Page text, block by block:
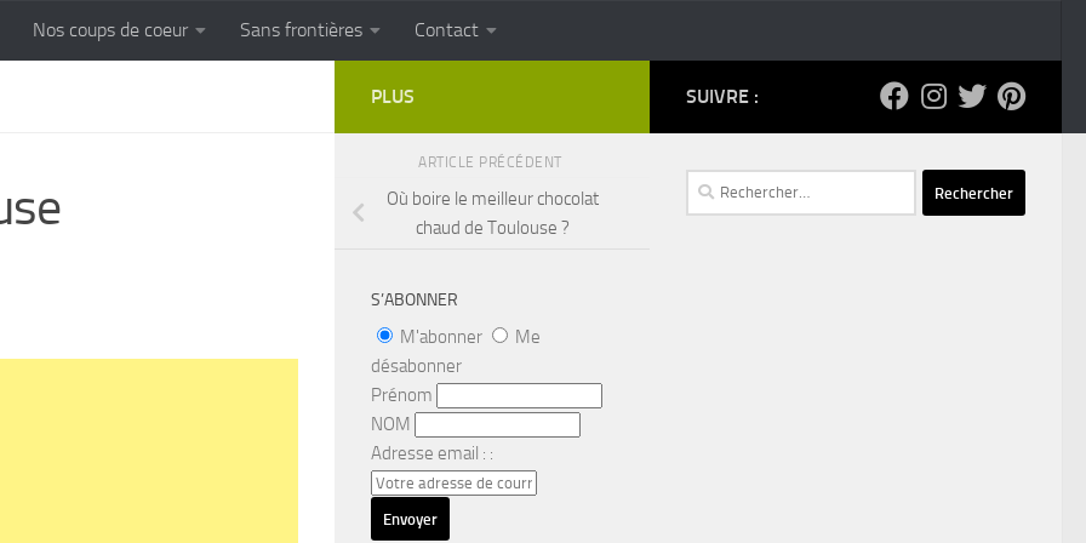
Cuisine populaire des terroirs
Nos coups de coeur Sans frontières Contact
SUIVRE :
Rechercher :
PLUS
ARTICLE PRÉCÉDENT
Où boire le meilleur chocolat
chaud de Toulouse ?
S’ABONNER
M'abonner
Me
désabonner
Prénom
NOM
Adresse email : :